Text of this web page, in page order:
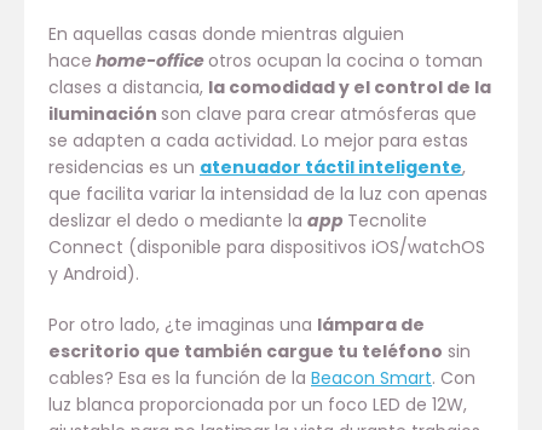
En aquellas casas donde mientras alguien
hace home-office otros ocupan la cocina o toman
clases a distancia, la comodidad y el control de la
iluminación son clave para crear atmósferas que
se adapten a cada actividad. Lo mejor para estas
residencias es un atenuador táctil inteligente,
que facilita variar la intensidad de la luz con apenas
deslizar el dedo o mediante la app Tecnolite
Connect (disponible para dispositivos iOS/watchOS
y Android).
Por otro lado, ¿te imaginas una lámpara de
escritorio que también cargue tu teléfono sin
cables? Esa es la función de la Beacon Smart. Con
luz blanca proporcionada por un foco LED de 12W,